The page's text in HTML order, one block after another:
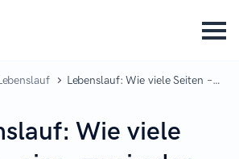
Lebenslauf: Wie viele Seiten –
Wie viele